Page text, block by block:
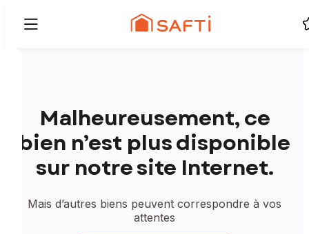
Malheureusement, ce
bien n’est plus disponible
sur notre site Internet.
Mais d’autres biens peuvent correspondre à vos
attentes